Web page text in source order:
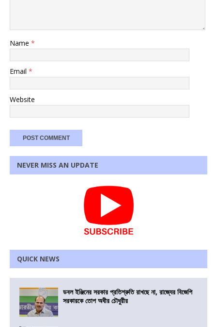
Name *
Email *
Website
NEVER MISS AN UPDATE
QUICK NEWS
ডবল ইঞ্জিনের সরকার প্রতিশ্রুতি রাখছে না, রাজ্যের বিজেপি
সরকারকে তোপ অধীর চৌধুরীর